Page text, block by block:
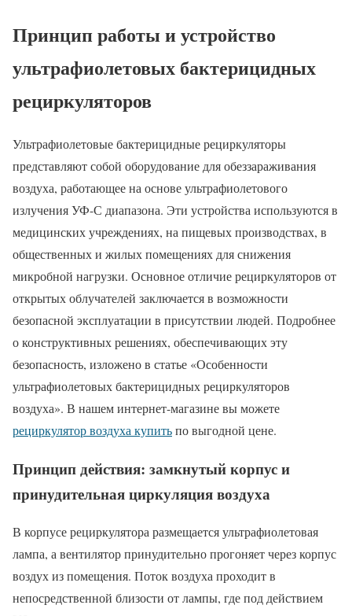
Принцип работы и устройство
ультрафиолетовых бактерицидных
рециркуляторов
Ультрафиолетовые бактерицидные рециркуляторы
представляют собой оборудование для обеззараживания
воздуха, работающее на основе ультрафиолетового
излучения УФ-С диапазона. Эти устройства используются в
медицинских учреждениях, на пищевых производствах, в
общественных и жилых помещениях для снижения
микробной нагрузки. Основное отличие рециркуляторов от
открытых облучателей заключается в возможности
безопасной эксплуатации в присутствии людей. Подробнее
о конструктивных решениях, обеспечивающих эту
безопасность, изложено в статье «Особенности
ультрафиолетовых бактерицидных рециркуляторов
воздуха». В нашем интернет-магазине вы можете
рециркулятор воздуха купитьпо выгодной цене.
Принцип действия: замкнутый корпус и
принудительная циркуляция воздуха
В корпусе рециркулятора размещается ультрафиолетовая
лампа, а вентилятор принудительно прогоняет через корпус
воздух из помещения. Поток воздуха проходит в
непосредственной близости от лампы, где под действием